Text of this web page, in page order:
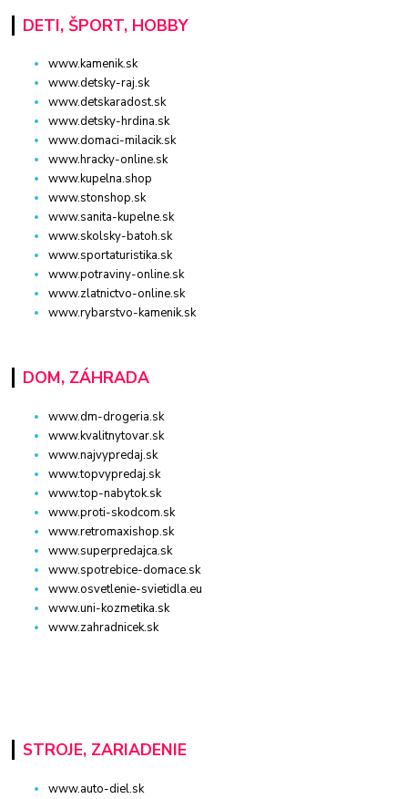
DETI, ŠPORT, HOBBY
www.kamenik.sk
www.detsky-raj.sk
www.detskaradost.sk
www.detsky-hrdina.sk
www.domaci-milacik.sk
www.hracky-online.sk
www.kupelna.shop
www.stonshop.sk
www.sanita-kupelne.sk
www.skolsky-batoh.sk
www.sportaturistika.sk
www.potraviny-online.sk
www.zlatnictvo-online.sk
www.rybarstvo-kamenik.sk
DOM, ZÁHRADA
www.dm-drogeria.sk
www.kvalitnytovar.sk
www.najvypredaj.sk
www.topvypredaj.sk
www.top-nabytok.sk
www.proti-skodcom.sk
www.retromaxishop.sk
www.superpredajca.sk
www.spotrebice-domace.sk
www.osvetlenie-svietidla.eu
www.uni-kozmetika.sk
www.zahradnicek.sk
STROJE, ZARIADENIE
www.auto-diel.sk